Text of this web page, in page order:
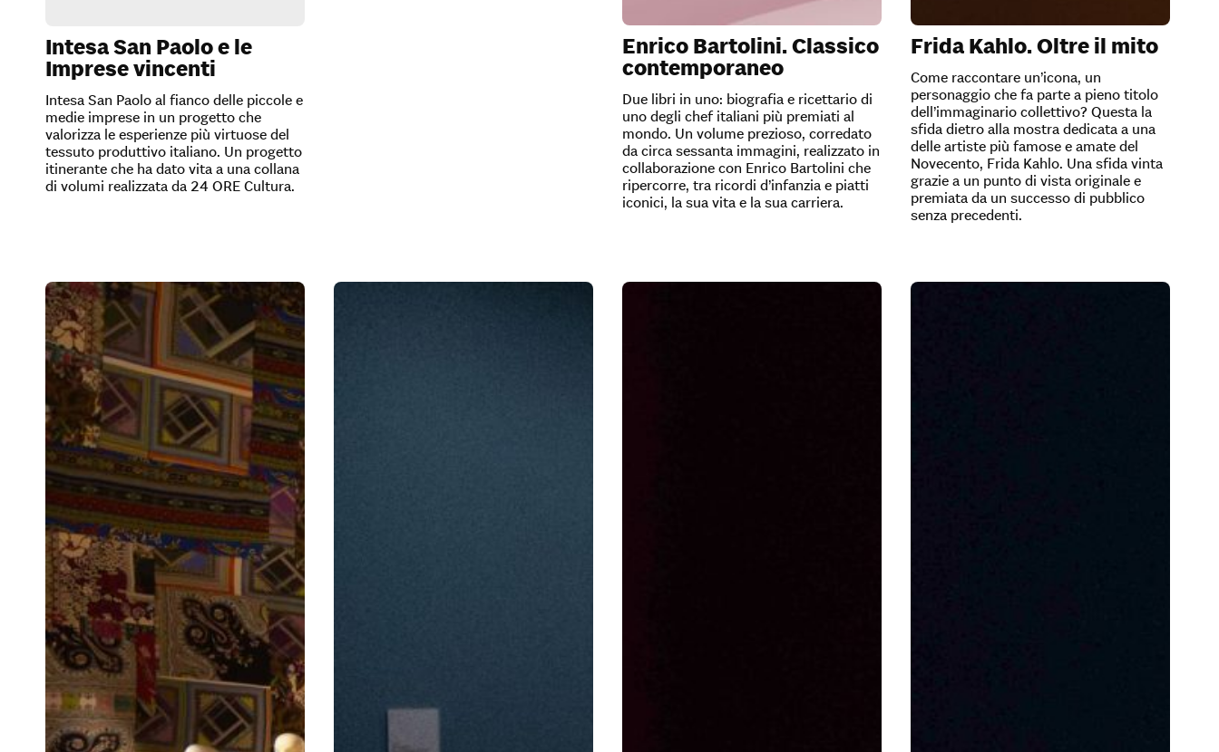
Intesa San Paolo e le
Imprese vincenti
Intesa San Paolo al fianco delle piccole e
medie imprese in un progetto che
valorizza le esperienze più virtuose del
tessuto produttivo italiano. Un progetto
itinerante che ha dato vita a una collana
di volumi realizzata da 24 ORE Cultura.
Enrico Bartolini. Classico
contemporaneo
Due libri in uno: biografia e ricettario di
uno degli chef italiani più premiati al
mondo. Un volume prezioso, corredato
da circa sessanta immagini, realizzato in
collaborazione con Enrico Bartolini che
ripercorre, tra ricordi d’infanzia e piatti
iconici, la sua vita e la sua carriera.
Frida Kahlo. Oltre il mito
Come raccontare un’icona, un
personaggio che fa parte a pieno titolo
dell’immaginario collettivo? Questa la
sfida dietro alla mostra dedicata a una
delle artiste più famose e amate del
Novecento, Frida Kahlo. Una sfida vinta
grazie a un punto di vista originale e
premiata da un successo di pubblico
senza precedenti.